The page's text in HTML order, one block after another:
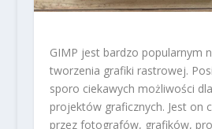
GIMP jest bardzo popularnym
tworzenia grafiki rastrowej.
sporo ciekawych możliwości
projektów graficznych. Jest on
przez fotografów, grafików,